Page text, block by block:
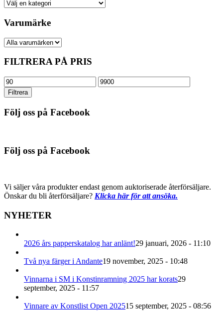
Varumärke
FILTRERA PÅ PRIS
Min
pris
Max
pris
Filtrera
Följ oss på Facebook
Följ oss på Facebook
Vi säljer våra produkter endast genom auktoriserade återförsäljare.
Önskar du bli återförsäljare? Klicka här för att ansöka.
NYHETER
2026 års papperskatalog har anlänt!29 januari, 2026 - 11:10
Två nya färger i Andante19 november, 2025 - 10:48
Vinnarna i SM i Konstinramning 2025 har korats29
september, 2025 - 11:57
Vinnare av Konstlist Open 202515 september, 2025 - 08:56